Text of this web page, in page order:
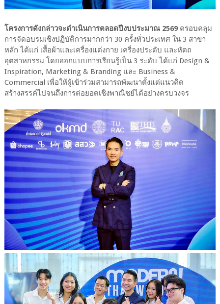
โครงการดังกล่าวจะดำเนินการตลอดปีงบประมาณ 2569ครอบคลุม
การจัดอบรมเชิงปฏิบัติการมากกว่า 30 ครั้งทั่วประเทศ ใน 3 สาขา
หลัก ได้แก่ เสื้อผ้าและเครื่องแต่งกาย เครื่องประดับ และหัตถ
อุตสาหกรรม โดยออกแบบการเรียนรู้เป็น 3 ระดับ ได้แก่ Design &
Inspiration, Marketing & Branding และ Business &
Commercial เพื่อให้ผู้เข้าร่วมสามารถพัฒนาตั้งแต่แนวคิด
สร้างสรรค์ไปจนถึงการต่อยอดเชิงพาณิชย์ได้อย่างครบวงจร